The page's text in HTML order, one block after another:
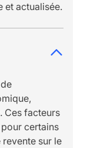
et actualisée.
Ces facteurs
certains
sur le